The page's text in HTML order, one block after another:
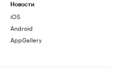
Новости
iOS
Android
AppGallery